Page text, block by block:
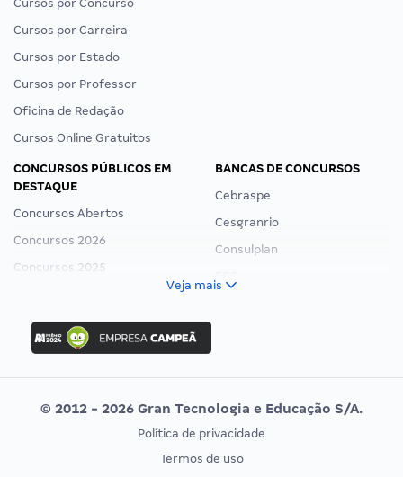
Cursos por Concurso
Cursos por Carreira
Cursos por Estado
Cursos por Professor
Oficina de Redação
Cursos Online Gratuitos
CONCURSOS PÚBLICOS EM
DESTAQUE
Concursos Abertos
Concursos 2026
Concursos 2025
Concurso Ibama
Concurso MPU
Editais publicados
BANCAS DE CONCURSOS
Cebraspe
Cesgranrio
Consulplan
Vunesp
CONCURSOS POR PROFISSÃO
EXAME DE ORDEM
Veja mais
© 2012 - 2026 Gran Tecnologia e Educação S/A.
Política de privacidade
Termos de uso